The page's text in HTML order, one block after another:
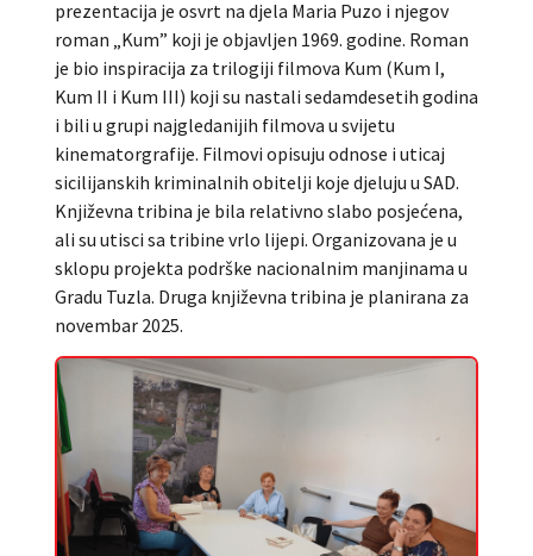
prezentacija je osvrt na djela Maria Puzo i njegov
roman „Kum” koji je objavljen 1969. godine. Roman
je bio inspiracija za trilogiji filmova Kum (Kum I,
Kum II i Kum III) koji su nastali sedamdesetih godina
i bili u grupi najgledanijih filmova u svijetu
kinematorgrafije. Filmovi opisuju odnose i uticaj
sicilijanskih kriminalnih obitelji koje djeluju u SAD.
Književna tribina je bila relativno slabo posjećena,
ali su utisci sa tribine vrlo lijepi. Organizovana je u
sklopu projekta podrške nacionalnim manjinama u
Gradu Tuzla. Druga književna tribina je planirana za
novembar 2025.